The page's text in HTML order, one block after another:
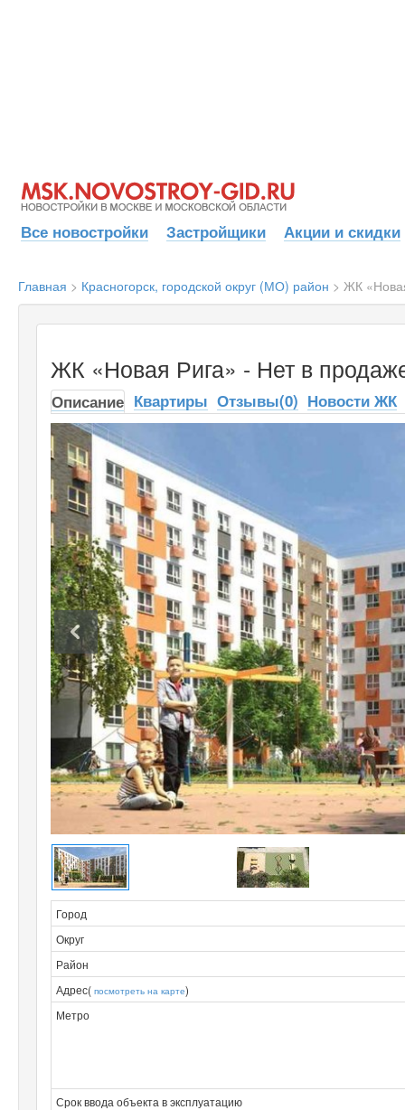
Все новостройки Застройщики Акции и скидки
Главная > Красногорск, городской округ (МО) район > ЖК
ЖК «Новая Рига» - Нет в
Описание Квартиры Отзывы(0) Новости ЖК
Город
Округ
Район
Адрес( посмотреть на карте)
Метро
Срок ввода объекта в эксплуатацию